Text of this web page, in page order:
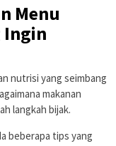
Menu
Ingin
nutrisi yang seimbang
makanan
langkah bijak.
beberapa tips yang